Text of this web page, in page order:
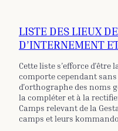
LISTE DES LIEUX
D’INTERNEMENT
Cette liste s’efforce
comporte cependant
d’orthographe des noms
la compléter et à la
Camps relevant de la
camps et leurs